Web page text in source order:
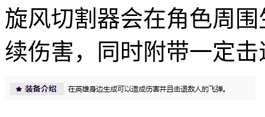
旋风切割器会在角色周
续伤害，同时附带一定